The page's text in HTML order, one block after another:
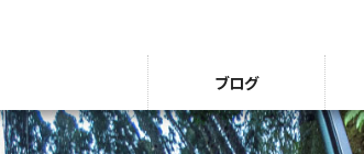
ブログ